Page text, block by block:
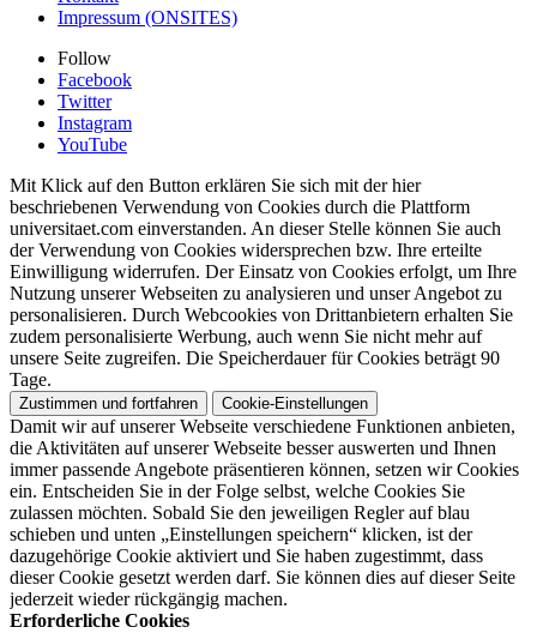
Impressum (ONSITES)
Follow
Facebook
Twitter
Instagram
YouTube
Mit Klick auf den Button erklären Sie sich mit der hier
beschriebenen Verwendung von Cookies durch die Plattform
universitaet.com einverstanden. An dieser Stelle können Sie auch
der Verwendung von Cookies widersprechen bzw. Ihre erteilte
Einwilligung widerrufen. Der Einsatz von Cookies erfolgt, um Ihre
Nutzung unserer Webseiten zu analysieren und unser Angebot zu
personalisieren. Durch Webcookies von Drittanbietern erhalten Sie
zudem personalisierte Werbung, auch wenn Sie nicht mehr auf
unsere Seite zugreifen. Die Speicherdauer für Cookies beträgt 90
Tage.
Zustimmen und fortfahren Cookie-Einstellungen
Damit wir auf unserer Webseite verschiedene Funktionen anbieten,
die Aktivitäten auf unserer Webseite besser auswerten und Ihnen
immer passende Angebote präsentieren können, setzen wir Cookies
ein. Entscheiden Sie in der Folge selbst, welche Cookies Sie
zulassen möchten. Sobald Sie den jeweiligen Regler auf blau
schieben und unten „Einstellungen speichern“ klicken, ist der
dazugehörige Cookie aktiviert und Sie haben zugestimmt, dass
dieser Cookie gesetzt werden darf. Sie können dies auf dieser Seite
jederzeit wieder rückgängig machen.
Erforderliche Cookies